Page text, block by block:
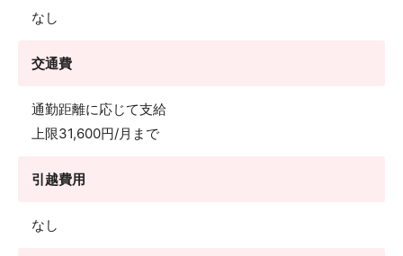
なし
交通費
通勤距離に応じて支給
上限31,600円/月まで
引越費用
なし